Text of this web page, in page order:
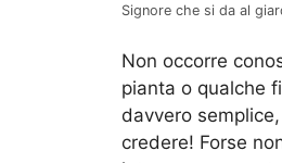
Signore che si da al
Non occorre
pianta o qualche
davvero
credere! Forse